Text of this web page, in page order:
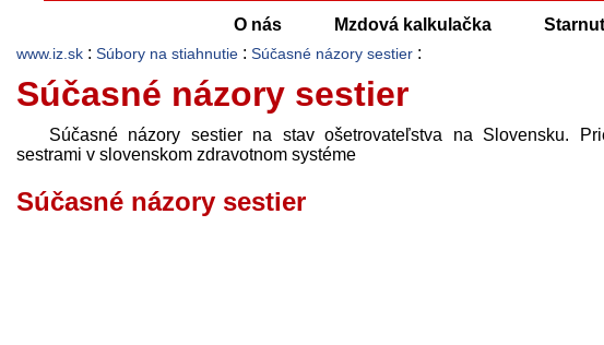
O nás Mzdová kalkulačka
www.iz.sk : Súbory na stiahnutie : Súčasné názory sestier :
Súčasné názory sestier
Súčasné názory sestier na stav ošetrovateľstva na Slovensku.
sestrami v slovenskom zdravotnom systéme
Súčasné názory sestier